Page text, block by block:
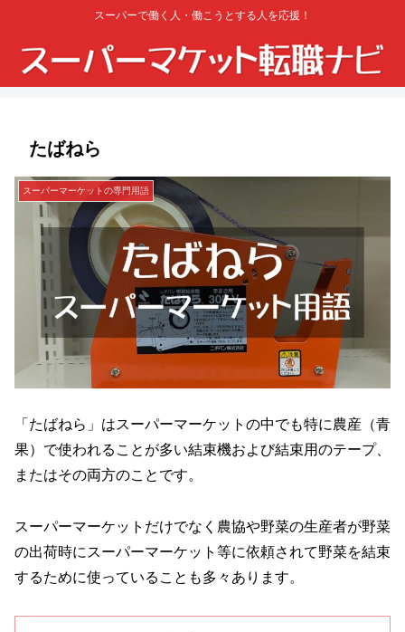
スーパーで働く人・働こうとする人を応援！
たばねら
スーパーマーケットの専門用語
「たばねら」はスーパーマーケットの中でも特に農産（青
果）で使われることが多い結束機および結束用のテープ、
またはその両方のことです。
スーパーマーケットだけでなく農協や野菜の生産者が野菜
の出荷時にスーパーマーケット等に依頼されて野菜を結束
するために使っていることも多々あります。